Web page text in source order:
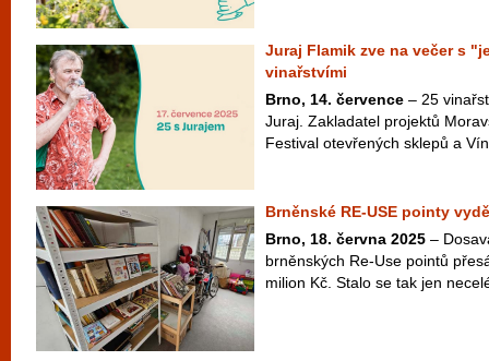
Juraj Flamik zve na večer s
vinařstvími
Brno, 14. července – 25
Juraj. Zakladatel projektů
Festival otevřených sklepů a
Brněnské RE-USE pointy
Brno, 18. června 2025 –
brněnských Re-Use pointů
milion Kč. Stalo se tak jen